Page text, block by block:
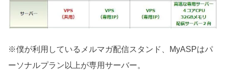
※僕が利用しているメルマガ配信スタンド、MyASPはパ
ーソナルプラン以上が専用サーバー。